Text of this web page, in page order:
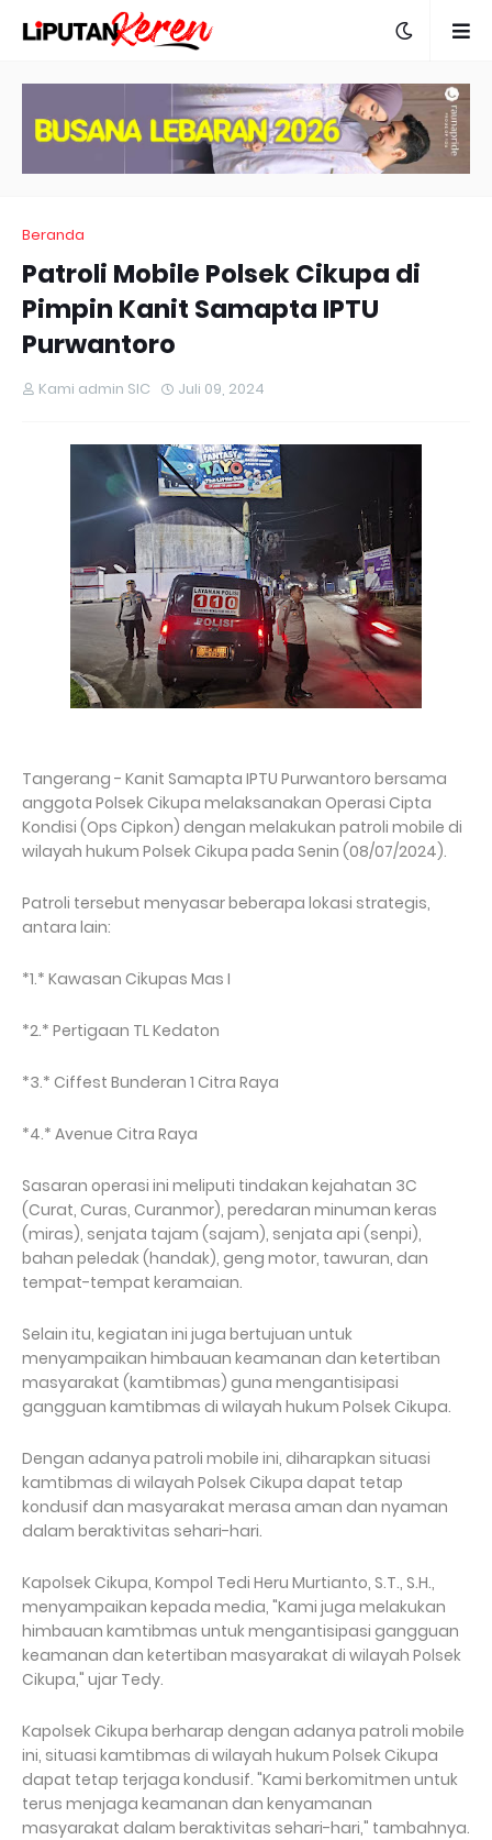
Beranda
Patroli Mobile Polsek Cikupa di
Pimpin Kanit Samapta IPTU
Purwantoro
Kami admin SIC Juli 09, 2024
Tangerang - Kanit Samapta IPTU Purwantoro bersama
anggota Polsek Cikupa melaksanakan Operasi Cipta
Kondisi (Ops Cipkon) dengan melakukan patroli mobile di
wilayah hukum Polsek Cikupa pada Senin (08/07/2024).
Patroli tersebut menyasar beberapa lokasi strategis,
antara lain:
*1.* Kawasan Cikupas Mas I
*2.* Pertigaan TL Kedaton
*3.* Ciffest Bunderan 1 Citra Raya
*4.* Avenue Citra Raya
Sasaran operasi ini meliputi tindakan kejahatan 3C
(Curat, Curas, Curanmor), peredaran minuman keras
(miras), senjata tajam (sajam), senjata api (senpi),
bahan peledak (handak), geng motor, tawuran, dan
tempat-tempat keramaian.
Selain itu, kegiatan ini juga bertujuan untuk
menyampaikan himbauan keamanan dan ketertiban
masyarakat (kamtibmas) guna mengantisipasi
gangguan kamtibmas di wilayah hukum Polsek Cikupa.
Dengan adanya patroli mobile ini, diharapkan situasi
kamtibmas di wilayah Polsek Cikupa dapat tetap
kondusif dan masyarakat merasa aman dan nyaman
dalam beraktivitas sehari-hari.
Kapolsek Cikupa, Kompol Tedi Heru Murtianto, S.T., S.H.,
menyampaikan kepada media, "Kami juga melakukan
himbauan kamtibmas untuk mengantisipasi gangguan
keamanan dan ketertiban masyarakat di wilayah Polsek
Cikupa," ujar Tedy.
Kapolsek Cikupa berharap dengan adanya patroli mobile
ini, situasi kamtibmas di wilayah hukum Polsek Cikupa
dapat tetap terjaga kondusif. "Kami berkomitmen untuk
terus menjaga keamanan dan kenyamanan
masyarakat dalam beraktivitas sehari-hari," tambahnya.